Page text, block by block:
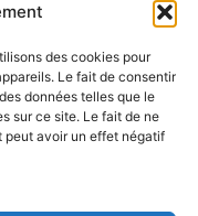
des cookies pour
Le fait de consentir
données telles que le
sur ce site. Le fait de ne
peut avoir un effet négatif
(UE)